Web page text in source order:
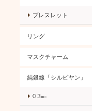
ブレスレット
リング
マスクチャーム
純銀線「シルビヤン」
0.3㎜